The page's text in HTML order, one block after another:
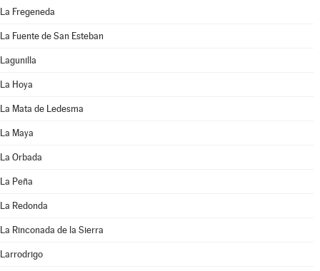
La Fregeneda
La Fuente de San Esteban
Lagunilla
La Hoya
La Mata de Ledesma
La Maya
La Orbada
La Peña
La Redonda
La Rinconada de la Sierra
Larrodrigo